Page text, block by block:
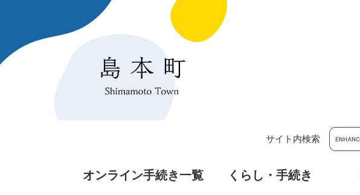
先
を
サイト内検索
オンライン手続き一覧 くらし・手続き